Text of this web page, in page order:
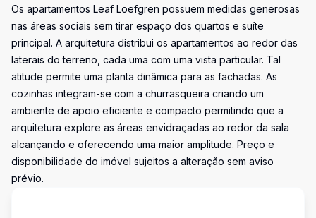
Os apartamentos Leaf Loefgren possuem medidas generosas
nas áreas sociais sem tirar espaço dos quartos e suíte
principal. A arquitetura distribui os apartamentos ao redor das
laterais do terreno, cada uma com uma vista particular. Tal
atitude permite uma planta dinâmica para as fachadas. As
cozinhas integram-se com a churrasqueira criando um
ambiente de apoio eficiente e compacto permitindo que a
arquitetura explore as áreas envidraçadas ao redor da sala
alcançando e oferecendo uma maior amplitude. Preço e
disponibilidade do imóvel sujeitos a alteração sem aviso
prévio.